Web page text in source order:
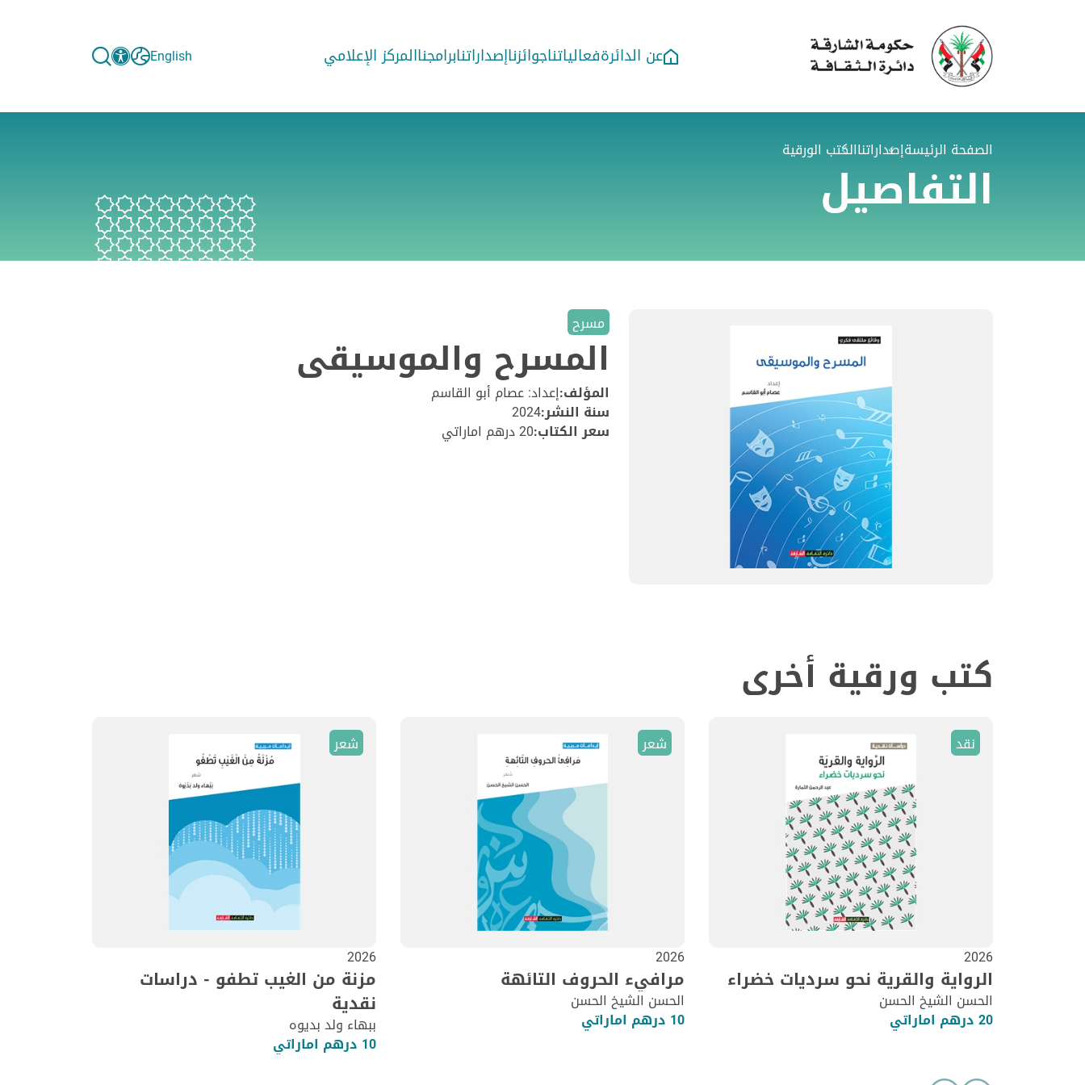
عن الدائرةفعالياتناجوائزناإصداراتنابرامجناالمركز الإعلامي English
الصفحة الرئيسةإصداراتناالكتب الورقية
التفاصيل
مسرح
المسرح والموسيقى
المؤلف:إعداد: عصام أبو القاسم
سنة النشر:2024
سعر الكتاب:20 درهم اماراتي
كتب ورقية أخرى
نقد
2026
الرواية والقرية نحو سرديات خضراء
الحسن الشيخ الحسن
20 درهم اماراتي
شعر
2026
مرافيء الحروف التائهة
الحسن الشيخ الحسن
10 درهم اماراتي
شعر
2026
مزنة من الغيب تطفو - دراسات
نقدية
ببهاء ولد بديوه
10 درهم اماراتي